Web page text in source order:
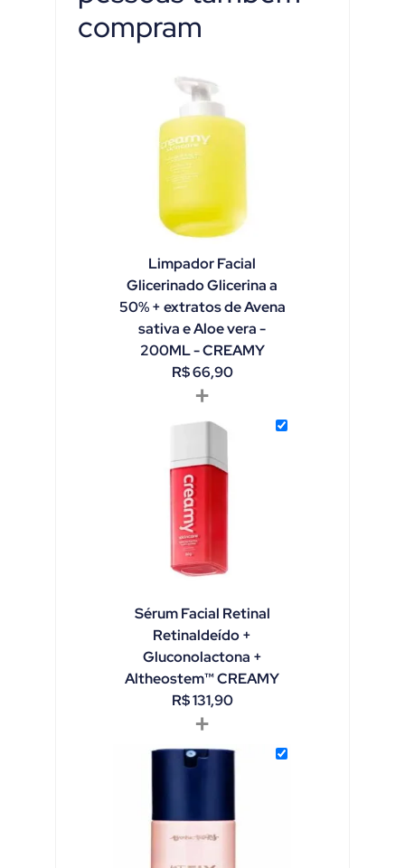
compram
Limpador Facial
Glicerinado Glicerina a
50% + extratos de Avena
sativa e Aloe vera -
200ML - CREAMY
R$66,90
+
Sérum Facial Retinal
Retinaldeído +
Gluconolactona +
Altheostem™ CREAMY
R$131,90
+